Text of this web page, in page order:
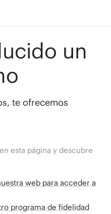
un
te ofrecemos
esta página y descubre
web para acceder a
programa de fidelidad